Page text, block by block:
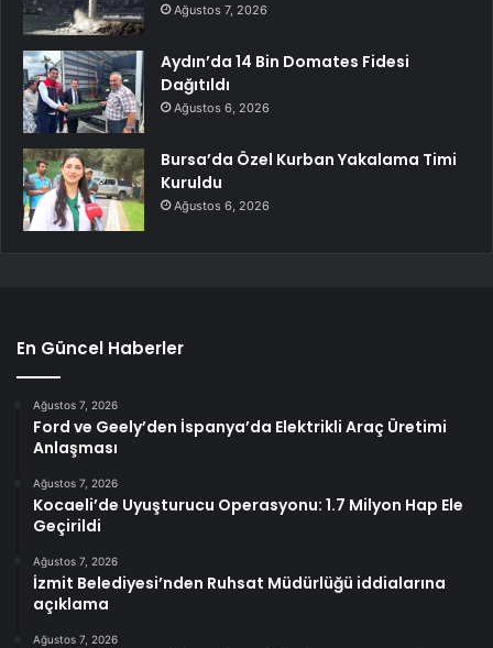
Ağustos 7, 2026
Aydın’da 14 Bin Domates Fidesi
Dağıtıldı
Ağustos 6, 2026
Bursa’da Özel Kurban Yakalama Timi
Kuruldu
Ağustos 6, 2026
En Güncel Haberler
Ağustos 7, 2026
Ford ve Geely’den İspanya’da Elektrikli Araç Üretimi
Anlaşması
Ağustos 7, 2026
Kocaeli’de Uyuşturucu Operasyonu: 1.7 Milyon Hap Ele
Geçirildi
Ağustos 7, 2026
İzmit Belediyesi’nden Ruhsat Müdürlüğü iddialarına
açıklama
Ağustos 7, 2026